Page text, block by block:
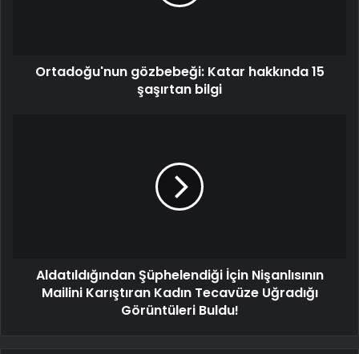
Ortadoğu'nun gözbebeği: Katar hakkında 15
şaşırtan bilgi
Aldatıldığından Şüphelendiği İçin Nişanlısının
Mailini Karıştıran Kadın Tecavüze Uğradığı
Görüntüleri Buldu!